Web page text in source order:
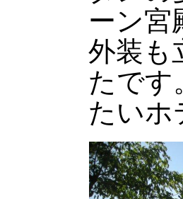
ーン宮
外装も
たです
たいホ